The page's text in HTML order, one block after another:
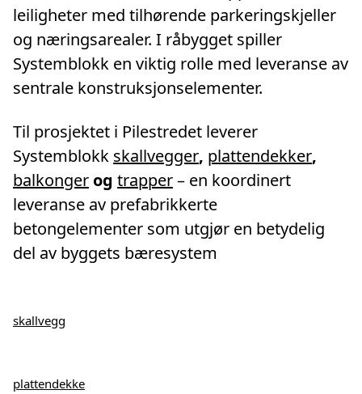
leiligheter med tilhørende parkeringskjeller
og næringsarealer. I råbygget spiller
Systemblokk en viktig rolle med leveranse av
sentrale konstruksjonselementer.
Til prosjektet i Pilestredet leverer
Systemblokk skallvegger, plattendekker,
balkonger og trapper– en koordinert
leveranse av prefabrikkerte
betongelementer som utgjør en betydelig
del av byggets bæresystem
skallvegg
plattendekke